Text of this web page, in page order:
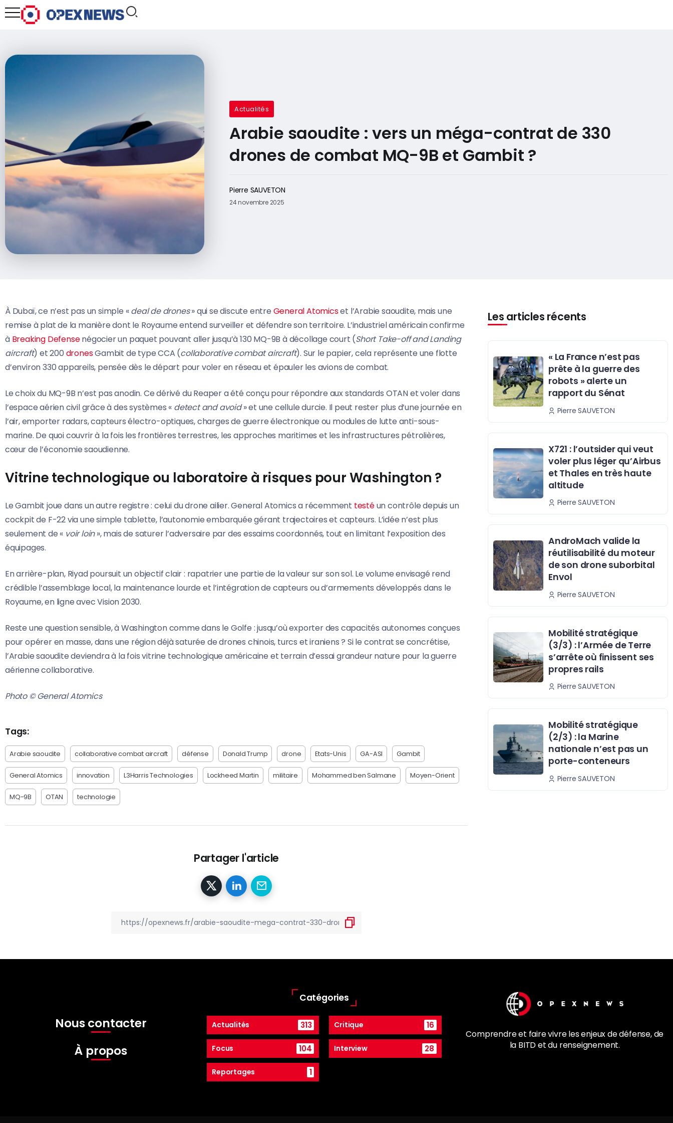
Actualités
Arabie saoudite : vers un méga-contrat de 330
drones de combat MQ-9B et Gambit ?
Pierre SAUVETON
24 novembre 2025
À Dubaï, ce n’est pas un simple «deal de drones» qui se discute entre General Atomicset l’Arabie saoudite, mais une
remise à plat de la manière dont le Royaume entend surveiller et défendre son territoire. L’industriel américain confirme
à Breaking Defensenégocier un paquet pouvant aller jusqu’à 130 MQ-9B à décollage court (Short Take-off and Landing
aircraft) et 200 dronesGambit de type CCA (collaborative combat aircraft). Sur le papier, cela représente une flotte
d’environ 330 appareils, pensée dès le départ pour voler en réseau et épauler les avions de combat.
Le choix du MQ-9B n’est pas anodin. Ce dérivé du Reaper a été conçu pour répondre aux standards OTAN et voler dans
l’espace aérien civil grâce à des systèmes « detect and avoid» et une cellule durcie. Il peut rester plus d’une journée en
l’air, emporter radars, capteurs électro-optiques, charges de guerre électronique ou modules de lutte anti-sous-
marine. De quoi couvrir à la fois les frontières terrestres, les approches maritimes et les infrastructures pétrolières,
cœur de l’économie saoudienne.
Vitrine technologique ou laboratoire à risques pour Washington ?
Le Gambit joue dans un autre registre : celui du drone ailier. General Atomics a récemment testéun contrôle depuis un
cockpit de F-22 via une simple tablette, l’autonomie embarquée gérant trajectoires et capteurs. L’idée n’est plus
seulement de « voir loin», mais de saturer l’adversaire par des essaims coordonnés, tout en limitant l’exposition des
équipages.
En arrière-plan, Riyad poursuit un objectif clair : rapatrier une partie de la valeur sur son sol. Le volume envisagé rend
crédible l’assemblage local, la maintenance lourde et l’intégration de capteurs ou d’armements développés dans le
Royaume, en ligne avec Vision 2030.
Reste une question sensible, à Washington comme dans le Golfe : jusqu’où exporter des capacités autonomes conçues
pour opérer en masse, dans une région déjà saturée de drones chinois, turcs et iraniens ? Si le contrat se concrétise,
l’Arabie saoudite deviendra à la fois vitrine technologique américaine et terrain d’essai grandeur nature pour la guerre
aérienne collaborative.
Photo © General Atomics
Tags:
Arabie saoudite collaborative combat aircraft défense Donald Trump drone Etats-Unis GA-ASI Gambit
General Atomics innovation L3Harris Technologies Lockheed Martin militaire Mohammed ben Salmane Moyen-Orient
MQ-9B OTAN technologie
Partager l'article
Les articles récents
« La France n’est pas
prête à la guerre des
robots » alerte un
rapport du Sénat
Pierre SAUVETON
X721 : l’outsider qui veut
voler plus léger qu’Airbus
et Thales en très haute
altitude
Pierre SAUVETON
AndroMach valide la
réutilisabilité du moteur
de son drone suborbital
Envol
Pierre SAUVETON
Mobilité stratégique
(3/3) : l’Armée de Terre
s’arrête où finissent ses
propres rails
Pierre SAUVETON
Mobilité stratégique
(2/3) : la Marine
nationale n’est pas un
porte-conteneurs
Pierre SAUVETON
Nous contacter
À propos
Catégories
Actualités 313 Critique 16
Focus 104 Interview 28
Reportages 1
Comprendre et faire vivre les enjeux dedéfense, de
la BITDet du renseignement.